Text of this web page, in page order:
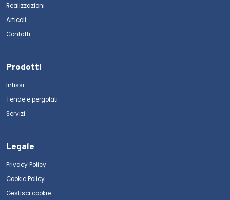
Realizzazioni
Articoli
Contatti
Prodotti
Infissi
Tende e pergolati
Servizi
Legale
Privacy Policy
Cookie Policy
Gestisci cookie